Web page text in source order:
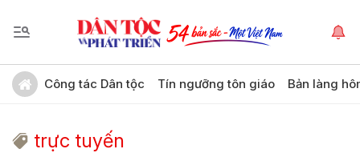
Công tác Dân tộc Tín ngưỡng tôn giáo Bản làng
trực tuyến